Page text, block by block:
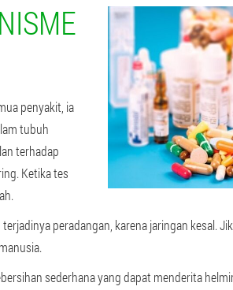
penyakit, ia
tubuh
terhadap
Ketika tes
peradangan, karena jaringan kesal.
sederhana yang dapat menderita